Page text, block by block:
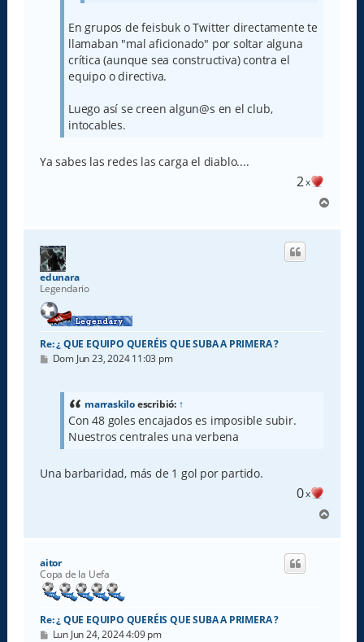
En grupos de feisbuk o Twitter directamente te
llamaban "mal aficionado" por soltar alguna
crítica (aunque sea constructiva) contra el
equipo o directiva.
Luego así se creen algun@s en el club,
intocables.
Ya sabes las redes las carga el diablo....
2x
r
edunara
Legendario
Re: ¿ QUE EQUIPO QUERÉIS QUE SUBA A PRIMERA ?
M
Dom Jun 23, 2024 11:03 pm
marraskiloescribió: ↑
Con 48 goles encajados es imposible subir.
Nuestros centrales una verbena
Una barbaridad, más de 1 gol por partido.
0x
r
aitor
Copa de la Uefa
Re: ¿ QUE EQUIPO QUERÉIS QUE SUBA A PRIMERA ?
M
Lun Jun 24, 2024 4:09 pm